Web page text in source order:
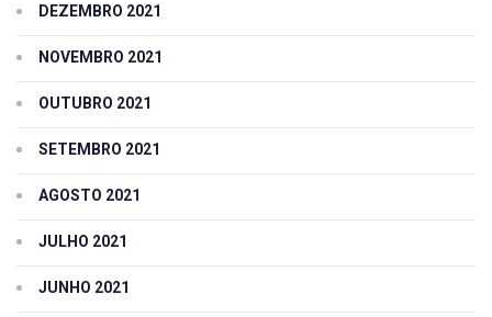
DEZEMBRO 2021
NOVEMBRO 2021
OUTUBRO 2021
SETEMBRO 2021
AGOSTO 2021
JULHO 2021
JUNHO 2021